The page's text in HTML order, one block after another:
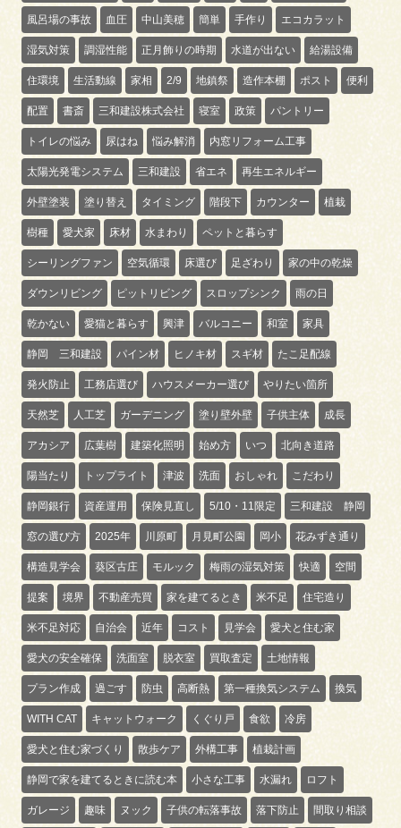
風呂場の事故 血圧 中山美穂 簡単 手作り エコカラット
湿気対策 調湿性能 正月飾りの時期 水道が出ない 給湯設備
住環境 生活動線 家相 2/9 地鎮祭 造作本棚 ポスト 便利
配置 書斎 三和建設株式会社 寝室 政策 パントリー
トイレの悩み 尿はね 悩み解消 内窓リフォーム工事
太陽光発電システム 三和建設 省エネ 再生エネルギー
外壁塗装 塗り替え タイミング 階段下 カウンター 植栽
樹種 愛犬家 床材 水まわり ペットと暮らす
シーリングファン 空気循環 床選び 足ざわり 家の中の乾燥
ダウンリビング ピットリビング スロップシンク 雨の日
乾かない 愛猫と暮らす 興津 バルコニー 和室 家具
静岡 三和建設 パイン材 ヒノキ材 スギ材 たこ足配線
発火防止 工務店選び ハウスメーカー選び やりたい箇所
天然芝 人工芝 ガーデニング 塗り壁外壁 子供主体 成長
アカシア 広葉樹 建築化照明 始め方 いつ 北向き道路
陽当たり トップライト 津波 洗面 おしゃれ こだわり
静岡銀行 資産運用 保険見直し 5/10・11限定 三和建設 静岡
窓の選び方 2025年 川原町 月見町公園 岡小 花みずき通り
構造見学会 葵区古庄 モルック 梅雨の湿気対策 快適 空間
提案 境界 不動産売買 家を建てるとき 米不足 住宅造り
米不足対応 自治会 近年 コスト 見学会 愛犬と住む家
愛犬の安全確保 洗面室 脱衣室 買取査定 土地情報
プラン作成 過ごす 防虫 高断熱 第一種換気システム 換気
WITH CAT キャットウォーク くぐり戸 食欲 冷房
愛犬と住む家づくり 散歩ケア 外構工事 植栽計画
静岡で家を建てるときに読む本 小さな工事 水漏れ ロフト
ガレージ 趣味 ヌック 子供の転落事故 落下防止 間取り相談